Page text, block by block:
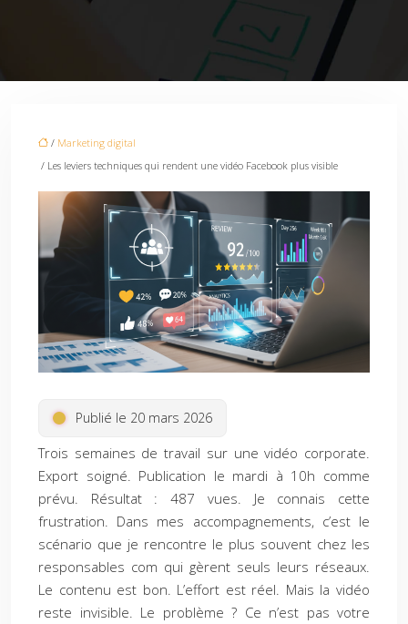
/ Marketing digital
/ Les leviers techniques qui rendent une vidéo Facebook plus visible
Publié le 20 mars 2026
Trois semaines de travail sur une vidéo corporate.
Export soigné. Publication le mardi à 10h comme
prévu. Résultat : 487 vues. Je connais cette
frustration. Dans mes accompagnements, c’est le
scénario que je rencontre le plus souvent chez les
responsables com qui gèrent seuls leurs réseaux.
Le contenu est bon. L’effort est réel. Mais la vidéo
reste invisible. Le problème ? Ce n’est pas votre